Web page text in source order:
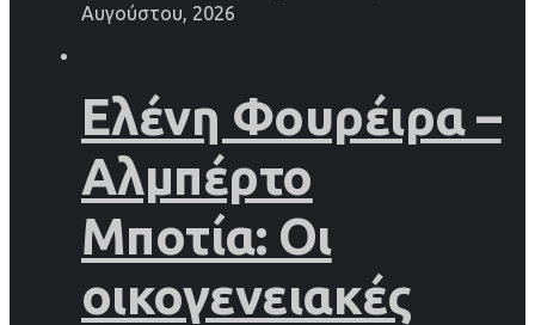
Αυγούστου, 2026
Ελένη Φουρέιρα –
Αλμπέρτο
Μποτία: Οι
οικογενειακές